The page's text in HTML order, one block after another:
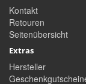
Kontakt
Retouren
Seitenübersicht
Extras
Hersteller